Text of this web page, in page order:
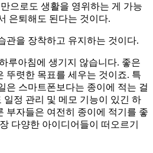
으로도 생활을 영위하는 게 가능
은퇴해도 된다는 것이다.
관을 장착하고 유지하는 것이다.
루아침에 생기지 않습니다. 좋은
뚜렷한 목표를 세우는 것이죠. 특
은 스마트폰보다는 종이에 적는 걸
일정 관리 및 메모 기능이 있긴 하
부자들은 여전히 종이에 적기를 좋
다양한 아이디어들이 떠오르기